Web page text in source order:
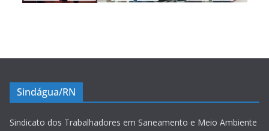
Sindágua/RN
Sindicato dos Trabalhadores em Saneamento e Meio Ambiente